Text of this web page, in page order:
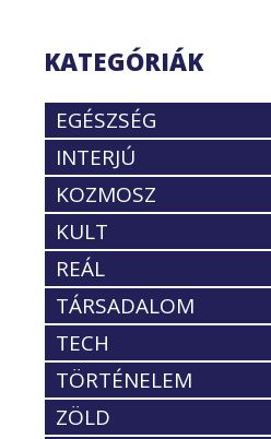
KATEGÓRIÁK
EGÉSZSÉG
INTERJÚ
KOZMOSZ
KULT
REÁL
TÁRSADALOM
TECH
TÖRTÉNELEM
ZÖLD